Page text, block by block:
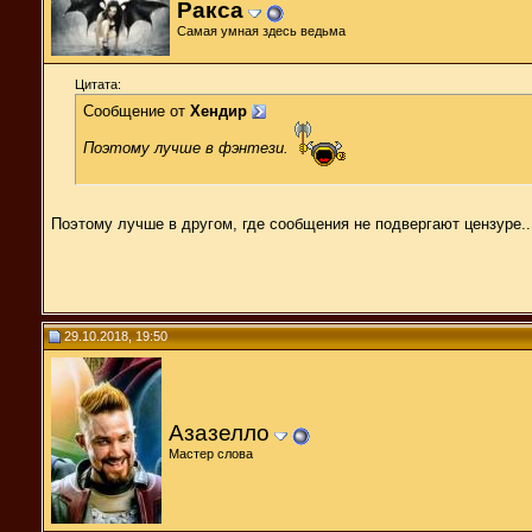
Ракса
Самая умная здесь ведьма
Цитата:
Сообщение от Хендир
Поэтому лучше в фэнтези.
Поэтому лучше в другом, где сообщения не подвергают
29.10.2018, 19:50
Азазелло
Мастер слова